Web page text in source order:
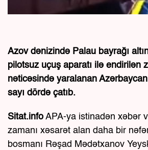
Azov dənizində Palau bayrağı
pilotsuz uçuş aparatı ilə endirilən
nəticəsində yaralanan Azərbaycan
sayı dördə çatıb.
Sitat.info APA-ya istinadən xəbər
zamanı xəsarət alan daha bir
bosmanı Rəşad Mədətxanov